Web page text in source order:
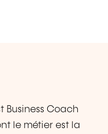
Business Coach
le métier est la